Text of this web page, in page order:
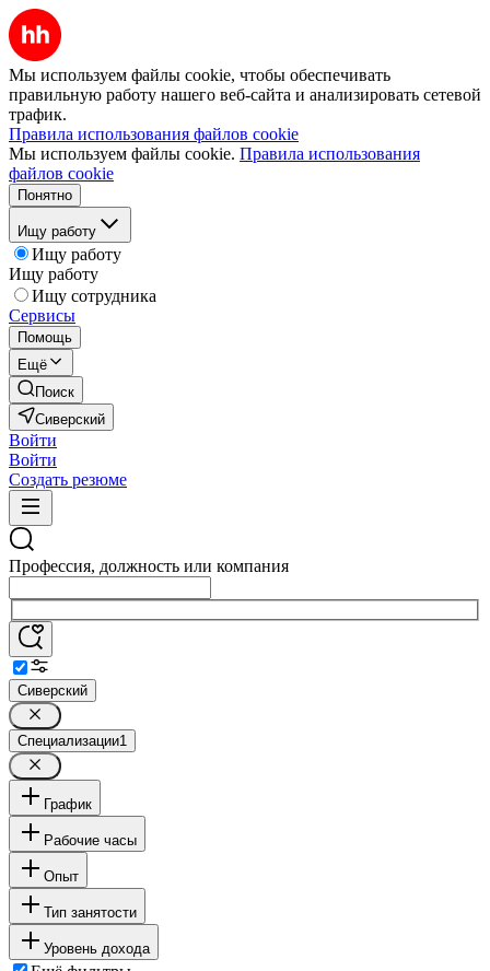
Мы используем файлы cookie, чтобы обеспечивать
правильную работу нашего веб-сайта и анализировать сетевой
трафик.
Правила использования файлов cookie
Мы используем файлы cookie. Правила использования
файлов cookie
Понятно
Ищу работу
Ищу работу
Ищу работу
Ищу сотрудника
Сервисы
Помощь
Ещё
Поиск
Сиверский
Войти
Войти
Создать резюме
Профессия, должность или компания
Сиверский
Специализации1
График
Рабочие часы
Опыт
Тип занятости
Уровень дохода